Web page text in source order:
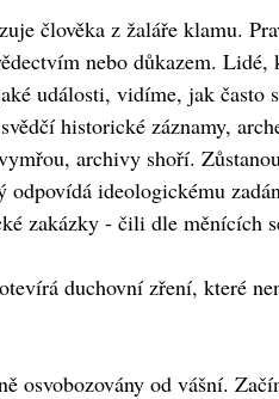
člověka z žaláře klamu.
nebo důkazem.
události, vidíme, jak
historické záznamy,
archivy shoří.
ideologickému
zakázky - čili dle měnících
duchovní zření, které
osvobozovány od vášní.